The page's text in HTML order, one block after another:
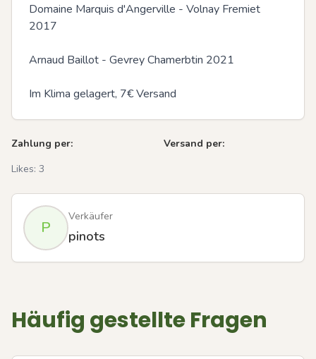
Domaine Marquis d'Angerville - Volnay Fremiet
2017
Arnaud Baillot - Gevrey Chamerbtin 2021
Im Klima gelagert, 7€ Versand
Zahlung per:
Versand per:
Likes: 3
P
Verkäufer
pinots
Häufig gestellte Fragen